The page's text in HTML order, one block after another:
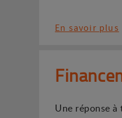
En savoir plus
Une réponse à